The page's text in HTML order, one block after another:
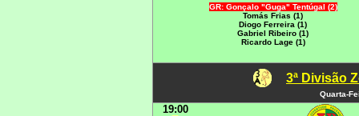
GR: Gonçalo "Guga" Tentúgal (2)
Tomás Frias (1)
Diogo Ferreira (1)
Gabriel Ribeiro (1)
Ricardo Lage (1)
3ª Divisão
Quarta-
19:00